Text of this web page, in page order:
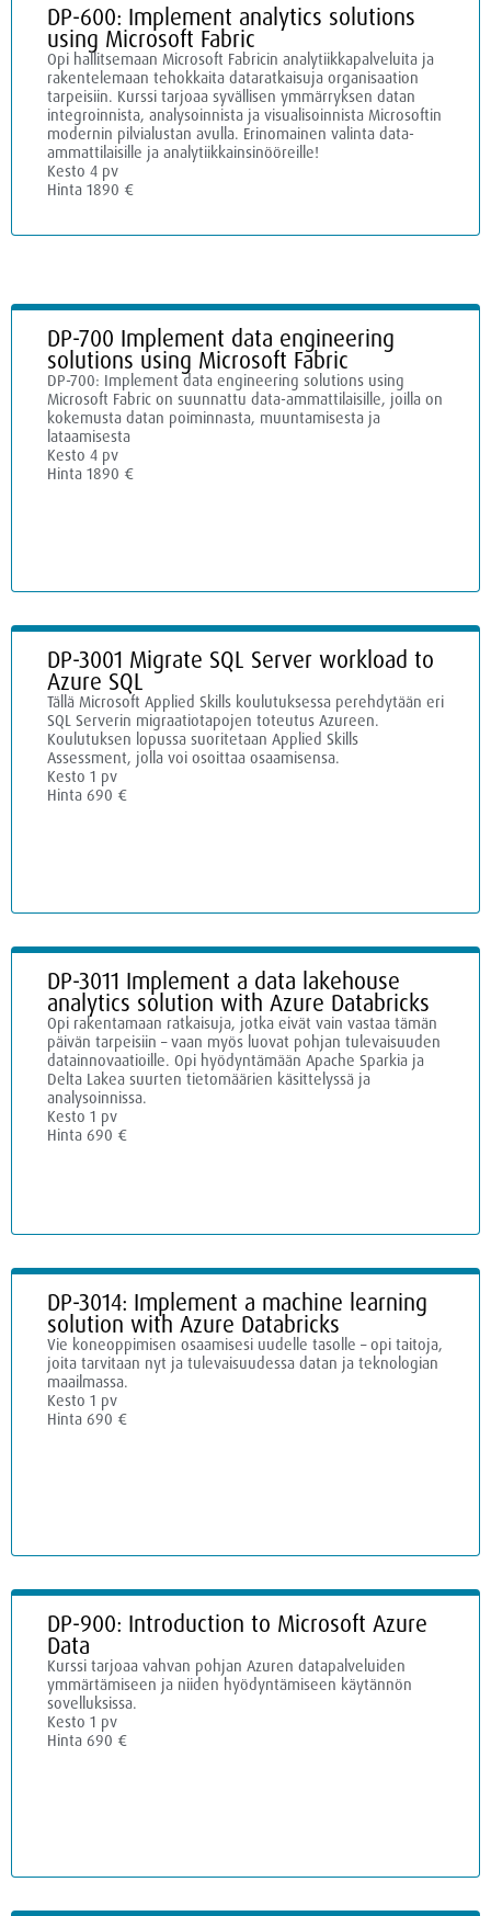
DP-600: Implement analytics solutions
using Microsoft Fabric
Opi hallitsemaan Microsoft Fabricin analytiikkapalveluita ja
rakentelemaan tehokkaita dataratkaisuja organisaation
tarpeisiin. Kurssi tarjoaa syvällisen ymmärryksen datan
integroinnista, analysoinnista ja visualisoinnista Microsoftin
modernin pilvialustan avulla. Erinomainen valinta data-
ammattilaisille ja analytiikkainsinööreille!
Kesto 4 pv
Hinta 1890 €
DP-700 Implement data engineering
solutions using Microsoft Fabric
DP-700: Implement data engineering solutions using
Microsoft Fabric on suunnattu data-ammattilaisille, joilla on
kokemusta datan poiminnasta, muuntamisesta ja
lataamisesta
Kesto 4 pv
Hinta 1890 €
DP-3001 Migrate SQL Server workload to
Azure SQL
Tällä Microsoft Applied Skills koulutuksessa perehdytään eri
SQL Serverin migraatiotapojen toteutus Azureen.
Koulutuksen lopussa suoritetaan Applied Skills
Assessment, jolla voi osoittaa osaamisensa.
Kesto 1 pv
Hinta 690 €
DP-3011 Implement a data lakehouse
analytics solution with Azure Databricks
Opi rakentamaan ratkaisuja, jotka eivät vain vastaa tämän
päivän tarpeisiin – vaan myös luovat pohjan tulevaisuuden
datainnovaatioille. Opi hyödyntämään Apache Sparkia ja
Delta Lakea suurten tietomäärien käsittelyssä ja
analysoinnissa.
Kesto 1 pv
Hinta 690 €
DP-3014: Implement a machine learning
solution with Azure Databricks
Vie koneoppimisen osaamisesi uudelle tasolle – opi taitoja,
joita tarvitaan nyt ja tulevaisuudessa datan ja teknologian
maailmassa.
Kesto 1 pv
Hinta 690 €
DP-900: Introduction to Microsoft Azure
Data
Kurssi tarjoaa vahvan pohjan Azuren datapalveluiden
ymmärtämiseen ja niiden hyödyntämiseen käytännön
sovelluksissa.
Kesto 1 pv
Hinta 690 €